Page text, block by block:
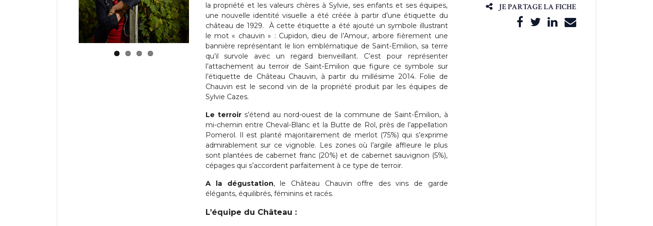
la propriété et les valeurs chères à Sylvie, ses enfants et ses équipes,
une nouvelle identité visuelle a été créée à partir d’une étiquette du
château de 1929. À cette étiquette a été ajouté un symbole illustrant
le mot « chauvin » : Cupidon, dieu de l’Amour, arbore fièrement une
bannière représentant le lion emblématique de Saint-Emilion, sa terre
qu’il survole avec un regard bienveillant. C’est pour représenter
l’attachement au terroir de Saint-Emilion que figure ce symbole sur
l’étiquette de Château Chauvin, à partir du millésime 2014. Folie de
Chauvin est le second vin de la propriété produit par les équipes de
Sylvie Cazes.
Le terroirs’étend au nord-ouest de la commune de Saint-Émilion, à
mi-chemin entre Cheval-Blanc et la Butte de Rol, près de l’appellation
Pomerol. Il est planté majoritairement de merlot (75%) qui s’exprime
admirablement sur ce vignoble. Les zones où l’argile affleure le plus
sont plantées de cabernet franc (20%) et de cabernet sauvignon (5%),
cépages qui s’accordent parfaitement à ce type de terroir.
A la dégustation, le Château Chauvin offre des vins de garde
élégants, équilibrés, féminins et racés.
L’équipe du Château :
JE PARTAGE LA FICHE